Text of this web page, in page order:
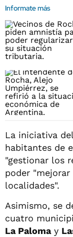
Informate más
La iniciativa
habitantes de
"gestionar los
poder
localidades".
Asimismo, se
cuatro
La Palomay